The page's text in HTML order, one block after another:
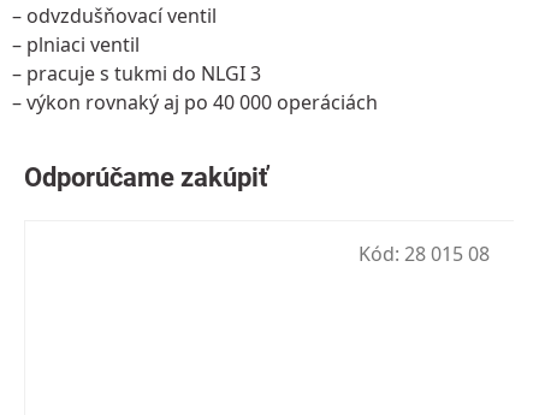
– odvzdušňovací ventil
– plniaci ventil
– pracuje s tukmi do NLGI 3
– výkon rovnaký aj po 40 000 operáciách
Kód: 28 015 08